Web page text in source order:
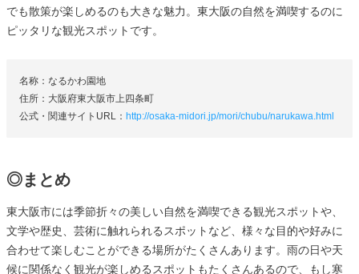
でも散策が楽しめるのも大きな魅力。東大阪の自然を満喫するのに
ピッタリな観光スポットです。
名称：なるかわ園地
住所：大阪府東大阪市上四条町
公式・関連サイトURL： http://osaka-midori.jp/mori/chubu/narukawa.html
◎まとめ
東大阪市には季節折々の美しい自然を満喫できる観光スポットや、
文学や歴史、芸術に触れられるスポットなど、様々な目的や好みに
合わせて楽しむことができる場所がたくさんあります。雨の日や天
候に関係なく観光が楽しめるスポットもたくさんあるので、もし寒